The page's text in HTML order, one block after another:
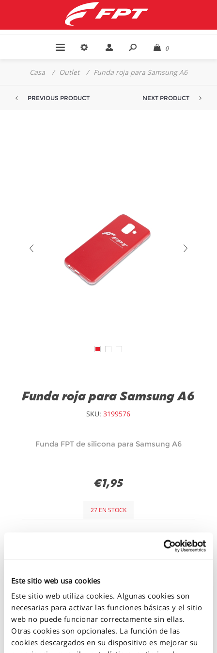
Este sitio web usa cookies
Este sitio web utiliza cookies. Algunas cookies son
necesarias para activar las funciones básicas y el sitio
web no puede funcionar correctamente sin ellas.
Otras cookies son opcionales. La función de las
cookies descargados en su dispositivo es mejorar su
0
Casa / Outlet / Funda roja para Samsung A6
PREVIOUS PRODUCT NEXT PRODUCT
Funda roja para Samsung A6
SKU: 3199576
Funda FPT de silicona para Samsung A6
€1,95
27 EN STOCK